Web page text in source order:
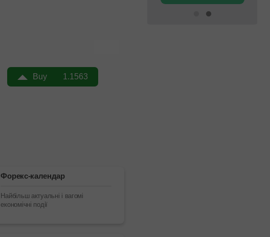
Форекс-календар
Найбільш актуальні і вагомі
економічні події